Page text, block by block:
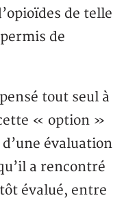
de telle
de
tout seul à
« option »
évaluation
a rencontré
évalué, entre